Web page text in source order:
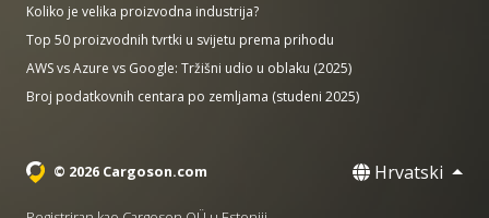
Koliko je velika proizvodna industrija?
Top 50 proizvodnih tvrtki u svijetu prema prihodu
AWS vs Azure vs Google: Tržišni udio u oblaku (2025)
Broj podatkovnih centara po zemljama (studeni 2025)
© 2026 Cargoson.com Hrvatski